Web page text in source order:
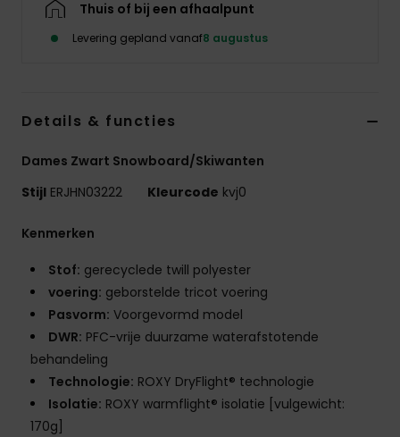
Thuis of bij een afhaalpunt
Levering gepland vanaf8 augustus
Details & functies
Dames Zwart Snowboard/Skiwanten
Stijl ERJHN03222 Kleurcode kvj0
Kenmerken
Stof: gerecyclede twill polyester
voering: geborstelde tricot voering
Pasvorm: Voorgevormd model
DWR: PFC-vrije duurzame waterafstotende
behandeling
Technologie: ROXY DryFlight® technologie
Isolatie: ROXY warmflight® isolatie [vulgewicht:
170g]